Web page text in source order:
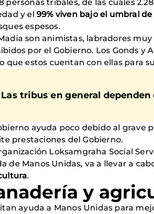
personas tribales, de las cuales
y el99% viven bajo el umbral
espesos.
son animistas, labradores
por el Gobierno. Los Gonds y
que estos cuentan con ellas para
Las tribus en general
ayuda poco debido al grave
prestaciones del Gobierno.
Loksamgraha Social
de Manos Unidas, va a llevar a
.
y
ayuda a Manos Unidas para